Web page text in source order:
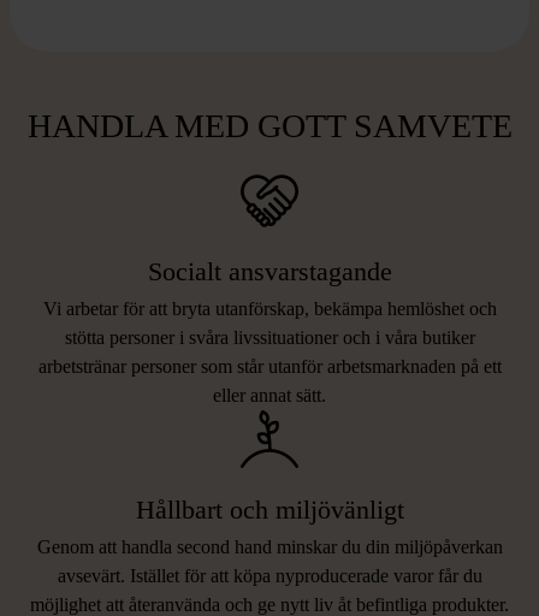
HANDLA MED GOTT SAMVETE
Socialt ansvarstagande
Vi arbetar för att bryta utanförskap, bekämpa hemlöshet och
stötta personer i svåra livssituationer och i våra butiker
arbetstränar personer som står utanför arbetsmarknaden på ett
eller annat sätt.
Hållbart och miljövänligt
Genom att handla second hand minskar du din miljöpåverkan
avsevärt. Istället för att köpa nyproducerade varor får du
möjlighet att återanvända och ge nytt liv åt befintliga produkter.